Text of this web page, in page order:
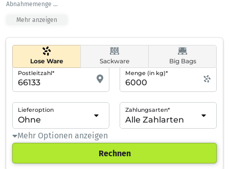
Abnahmemenge ...
Mehr anzeigen
Lose Ware Sackware Big Bags
Postleitzahl* Menge (in kg)*
Lieferoption Zahlungsarten*
Mehr Optionen anzeigen
Rechnen